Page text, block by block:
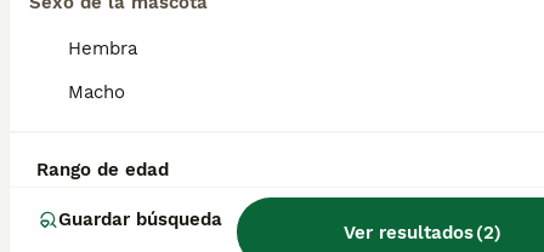
Hembra
Macho
Rango de edad
Guardar búsqueda
Ver resultados(2)
Maine Coon
🐾 Criadero Maine Coon Barcelona – Afijo CFDC “SILENT PEAK” 🐾 🏡 Núcleo Zoológico Nº B2024009 Tenemos disponible una preciosa camada de Maine Coon nacida el 29/04/2026 ❤️ ✨ Se puede visitar el criadero con cita previa para conocer a los gatitos y a sus padres, en un entorno familiar y cuidado. Los cachorros se entregan con: ✅ Pedigrí de compañía ✅ Microchip ✅ Cartilla sanitaria ✅ Vacunas correspondientes a la edad ✅ Desparasitación interna y externa ✅ Garantía y seguimiento del criadero 🐱 Camada disponible: 🌸 2 hembras tricolor (1 reservada) 🖤 1 macho black smoke (humo negro) Si buscas un Maine Coon criado con cariño, socializado y con todos los cuidados necesarios, estaremos encantados de darte más información. 📩 Más información por privado